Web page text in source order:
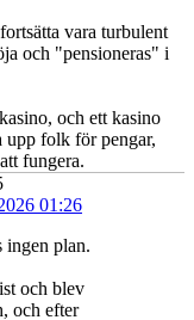
vara turbulent
och "pensioneras" i
och ett kasino
upp folk för pengar,
fungera.
01:26
ingen plan.
och blev
och efter